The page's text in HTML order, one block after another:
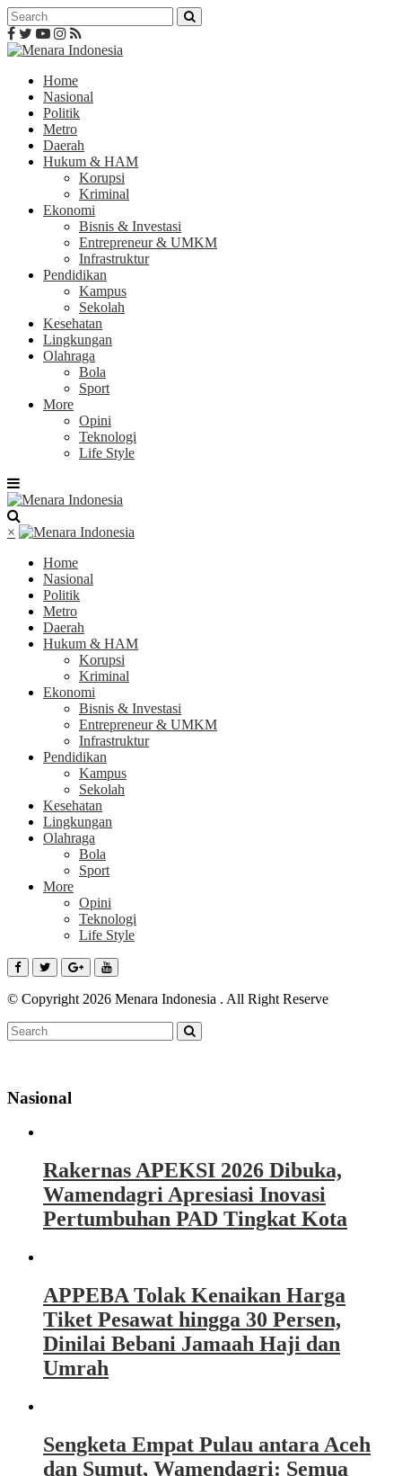
Home
Nasional
Politik
Metro
Daerah
Hukum & HAM
Korupsi
Kriminal
Ekonomi
Bisnis & Investasi
Entrepreneur & UMKM
Infrastruktur
Pendidikan
Kampus
Sekolah
Kesehatan
Lingkungan
Olahraga
Bola
Sport
More
Opini
Teknologi
Life Style
×
Home
Nasional
Politik
Metro
Daerah
Hukum & HAM
Korupsi
Kriminal
Ekonomi
Bisnis & Investasi
Entrepreneur & UMKM
Infrastruktur
Pendidikan
Kampus
Sekolah
Kesehatan
Lingkungan
Olahraga
Bola
Sport
More
Opini
Teknologi
Life Style
© Copyright 2026 Menara Indonesia . All Right Reserve
Nasional
Rakernas APEKSI 2026 Dibuka,
Wamendagri Apresiasi Inovasi
Pertumbuhan PAD Tingkat Kota
APPEBA Tolak Kenaikan Harga
Tiket Pesawat hingga 30 Persen,
Dinilai Bebani Jamaah Haji dan
Umrah
Sengketa Empat Pulau antara Aceh
dan Sumut, Wamendagri: Semua